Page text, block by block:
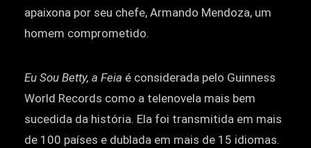
apaixona por seu chefe, Armando Mendoza, um
homem comprometido.
Eu Sou Betty, a Feia é considerada pelo Guinness
World Records como a telenovela mais bem
sucedida da história. Ela foi transmitida em mais
de 100 países e dublada em mais de 15 idiomas.